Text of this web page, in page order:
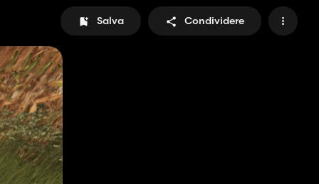
Salva Condividere